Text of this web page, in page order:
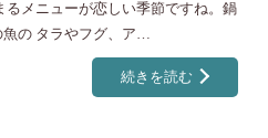
るメニューが恋しい季節ですね。鍋
魚の タラやフグ、ア…
続きを読む